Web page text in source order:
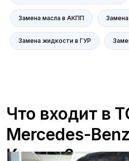
Замена масла в АКПП
Замена жидкости в ГУР
главная ценность.
+7 (473) 263-85-40, доб. 163
Zagorskijd@avroraavto.ru
Отзывы
В Воронеже в сервисах
являющейся официальным
первое место удовлетворенность